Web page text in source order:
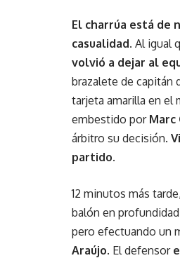
El charrúa está de
casualidad. Al igual
volvió a dejar al
brazalete de capitán
tarjeta amarilla en el
embestido por Marc
árbitro su decisión.
partido.
12 minutos más
balón en
pero efectuando un
Araújo. El defensor